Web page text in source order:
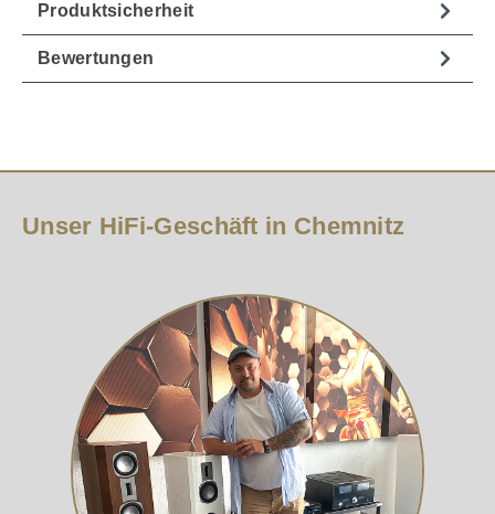
Produktsicherheit
Bewertungen
Unser HiFi-Geschäft in Chemnitz